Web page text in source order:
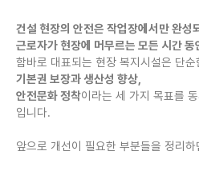
건설 현장의 안전은 작업장에서만 완성
근로자가 현장에 머무르는 모든 시간
함바로 대표되는 현장 복지시설은 단
기본권 보장과 생산성 향상,
안전문화 정착이라는 세 가지 목표를
입니다.
앞으로 개선이 필요한 부분들을 정리하